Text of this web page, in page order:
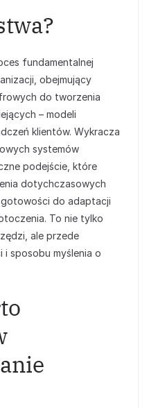
fundamentalnej
obejmujący
do tworzenia
– modeli
klientów. Wykracza
systemów
podejście, które
dotychczasowych
do adaptacji
To nie tylko
ale przede
i sposobu myślenia o